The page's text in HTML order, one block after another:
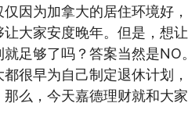
因为加拿大的居住环境好，
大家安度晚年。但是，想让
足够了吗？答案当然是NO。
很早为自己制定退休计划，
么，今天嘉德理财就和大家